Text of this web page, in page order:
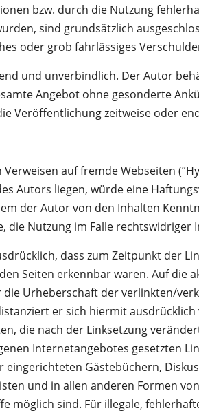
bzw. durch die Nutzung
sind grundsätzlich
oder grob fahrlässiges
und unverbindlich. Der Autor
Angebot ohne gesonderte
Veröffentlichung zeitweise oder
auf fremde Webseiten
Autors liegen, würde eine
der Autor von den Inhalten
die Nutzung im Falle rechtswidriger
dass zum Zeitpunkt der
Seiten erkennbar waren. Auf die
die Urheberschaft der verlinkten/
er sich hiermit
die nach der Linksetzung
Internetangebotes gesetzten
eingerichteten Gästebüchern,
und in allen anderen Formen
möglich sind. Für illegale,